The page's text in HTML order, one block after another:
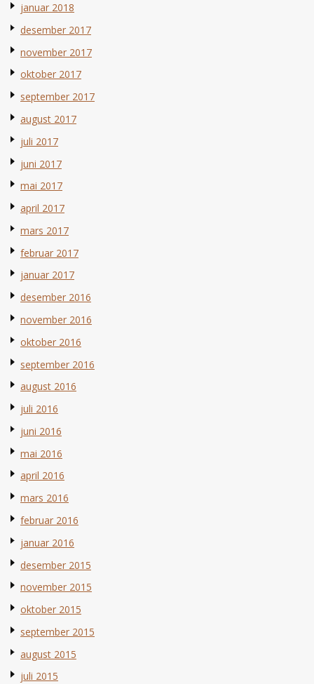
januar 2018
desember 2017
november 2017
oktober 2017
september 2017
august 2017
juli 2017
juni 2017
mai 2017
april 2017
mars 2017
februar 2017
januar 2017
desember 2016
november 2016
oktober 2016
september 2016
august 2016
juli 2016
juni 2016
mai 2016
april 2016
mars 2016
februar 2016
januar 2016
desember 2015
november 2015
oktober 2015
september 2015
august 2015
juli 2015